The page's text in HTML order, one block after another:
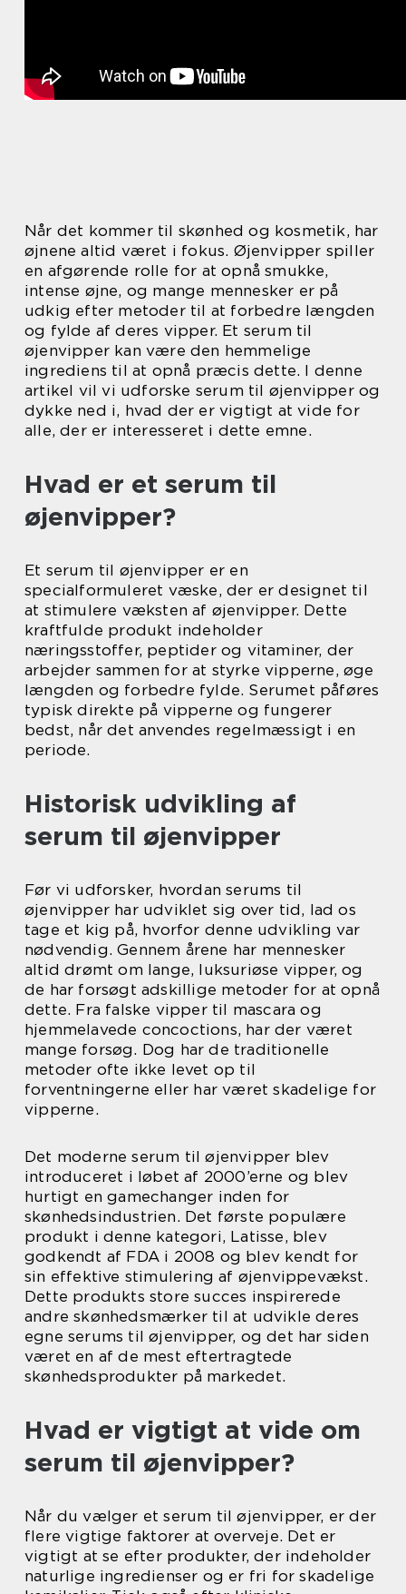
Når det kommer til skønhed og kosmetik, har
øjnene altid været i fokus. Øjenvipper spiller
en afgørende rolle for at opnå smukke,
intense øjne, og mange mennesker er på
udkig efter metoder til at forbedre længden
og fylde af deres vipper. Et serum til
øjenvipper kan være den hemmelige
ingrediens til at opnå præcis dette. I denne
artikel vil vi udforske serum til øjenvipper og
dykke ned i, hvad der er vigtigt at vide for
alle, der er interesseret i dette emne.
Hvad er et serum til
øjenvipper?
Et serum til øjenvipper er en
specialformuleret væske, der er designet til
at stimulere væksten af øjenvipper. Dette
kraftfulde produkt indeholder
næringsstoffer, peptider og vitaminer, der
arbejder sammen for at styrke vipperne, øge
længden og forbedre fylde. Serumet påføres
typisk direkte på vipperne og fungerer
bedst, når det anvendes regelmæssigt i en
periode.
Historisk udvikling af
serum til øjenvipper
Før vi udforsker, hvordan serums til
øjenvipper har udviklet sig over tid, lad os
tage et kig på, hvorfor denne udvikling var
nødvendig. Gennem årene har mennesker
altid drømt om lange, luksuriøse vipper, og
de har forsøgt adskillige metoder for at opnå
dette. Fra falske vipper til mascara og
hjemmelavede concoctions, har der været
mange forsøg. Dog har de traditionelle
metoder ofte ikke levet op til
forventningerne eller har været skadelige for
vipperne.
Det moderne serum til øjenvipper blev
introduceret i løbet af 2000’erne og blev
hurtigt en gamechanger inden for
skønhedsindustrien. Det første populære
produkt i denne kategori, Latisse, blev
godkendt af FDA i 2008 og blev kendt for
sin effektive stimulering af øjenvippevækst.
Dette produkts store succes inspirerede
andre skønhedsmærker til at udvikle deres
egne serums til øjenvipper, og det har siden
været en af de mest eftertragtede
skønhedsprodukter på markedet.
Hvad er vigtigt at vide om
serum til øjenvipper?
Når du vælger et serum til øjenvipper, er der
flere vigtige faktorer at overveje. Det er
vigtigt at se efter produkter, der indeholder
naturlige ingredienser og er fri for skadelige